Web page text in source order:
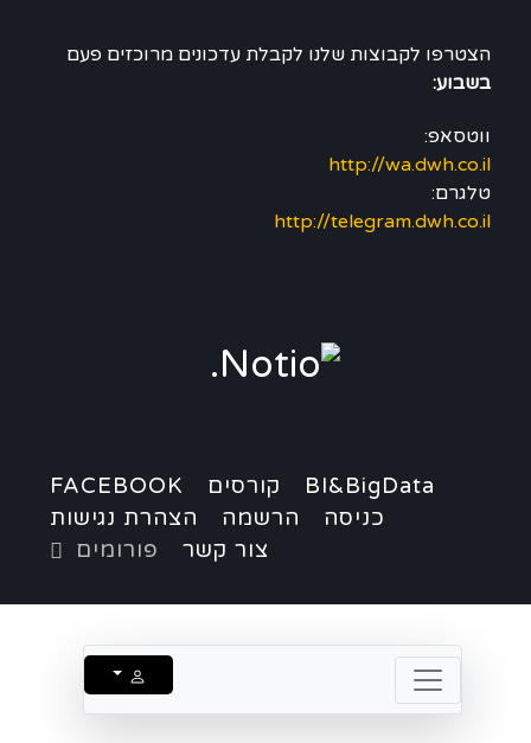
הצטרפו לקבוצות שלנו לקבלת עדכונים מרוכזים פעם
בשבוע:
ווטסאפ:
http://wa.dwh.co.il
טלגרם:
http://telegram.dwh.co.il
BI&BigData קורסים
FACEBOOK
כניסה
הרשמה
הצהרת נגישות
צור קשר
פורומים